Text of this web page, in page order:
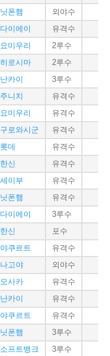
닛폰햄 외야수
다이에이 유격수
요미우리 2루수
히로시마 2루수
난카이 3루수
주니치 유격수
요미우리 유격수
구로와시군 유격수
롯데 유격수
한신 유격수
세이부 유격수
닛폰햄 유격수
다이에이 3루수
한신 포수
야쿠르트 유격수
나고야 외야수
오사카 유격수
난카이 유격수
야쿠르트 유격수
닛폰햄 3루수
소프트뱅크 3루수